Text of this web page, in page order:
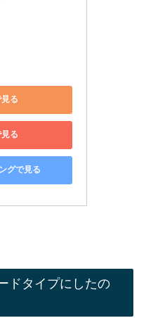
る
る
グで見る
ドタイプにしたの